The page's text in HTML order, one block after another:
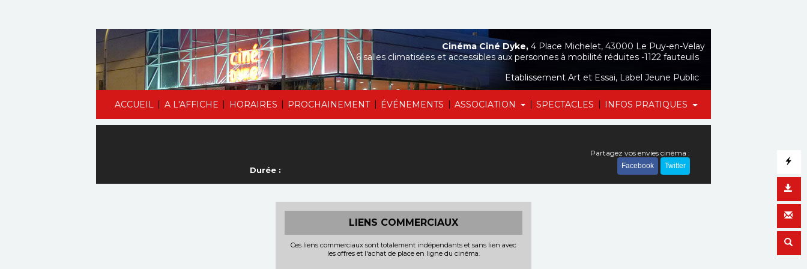
ACCUEIL | A L'AFFICHE | HORAIRES | PROCHAINEMENT | ÉVÉNEMENTS | ASSOCIATION | SPECTACLES | INFOS PRATIQUES
Cinéma Ciné Dyke, 4 Place Michelet, 43000 Le Puy-en-Velay
6 salles climatisées et accessibles aux personnes à mobilité réduites -1122 fauteuils
Etablissement Art et Essai, Label Jeune Public
Durée :
Partagez vos envies cinéma :
Facebook Twitter
LIENS COMMERCIAUX
Ces liens commerciaux sont totalement indépendants et sans lien avec
les offres et l'achat de place en ligne du cinéma.